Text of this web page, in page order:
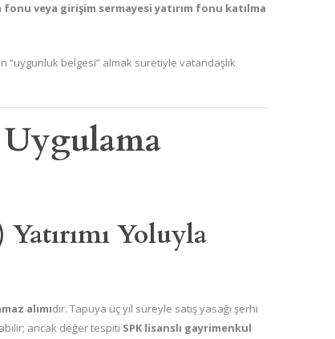
fonu veya girişim sermayesi yatırım fonu katılma
“uygunluk belgesi” almak suretiyle vatandaşlık
Yoluyla
alımıdır. Tapuya üç yıl süreyle satış yasağı şerhi
ancak değer tespiti SPK lisanslı gayrimenkul